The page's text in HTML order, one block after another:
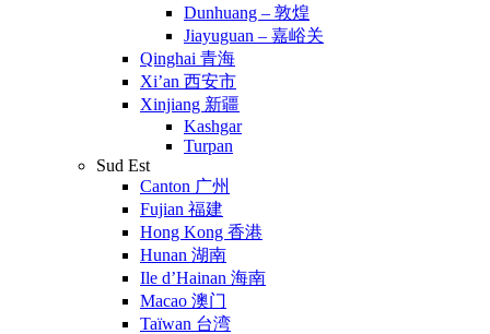
Dunhuang – 敦煌
Jiayuguan – 嘉峪关
Qinghai 青海
Xi’an 西安市
Xinjiang 新疆
Kashgar
Turpan
Sud Est
Canton 广州
Fujian 福建
Hong Kong 香港
Hunan 湖南
Ile d’Hainan 海南
Macao 澳门
Taïwan 台湾